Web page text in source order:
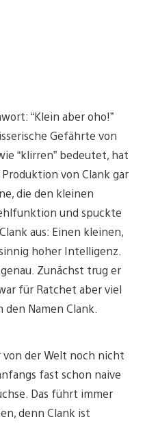
“Klein aber oho!”
Gefährte von
“klirren” bedeutet, hat
von Clank gar
die den kleinen
und spuckte
aus: Einen kleinen,
hoher Intelligenz.
Zunächst trug er
für Ratchet aber viel
Namen Clank.
von der Welt noch nicht
fast schon naive
Das führt immer
denn Clank ist